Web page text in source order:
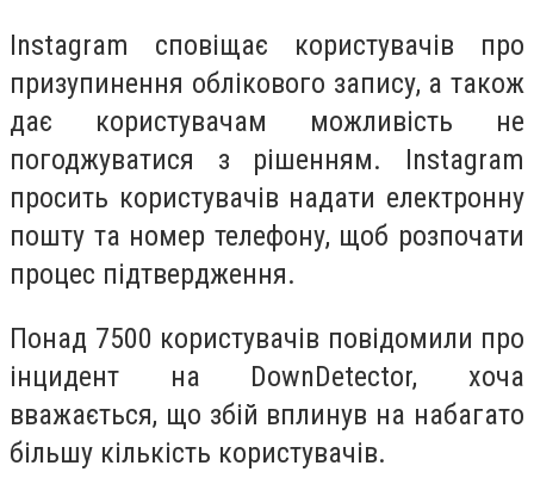
Instagram сповіщає користувачів про
призупинення облікового запису, а також
дає користувачам можливість не
погоджуватися з рішенням. Instagram
просить користувачів надати електронну
пошту та номер телефону, щоб розпочати
процес підтвердження.
Понад 7500 користувачів повідомили про
інцидент на DownDetector, хоча
вважається, що збій вплинув на набагато
більшу кількість користувачів.